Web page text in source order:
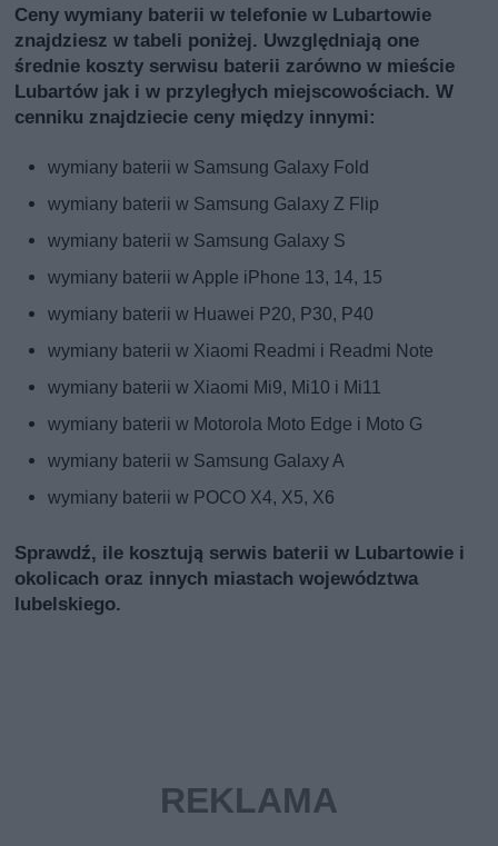
Ceny wymiany baterii w telefonie w Lubartowie
znajdziesz w tabeli poniżej. Uwzględniają one
średnie koszty serwisu baterii zarówno w mieście
Lubartów jak i w przyległych miejscowościach. W
cenniku znajdziecie ceny między innymi:
wymiany baterii w Samsung Galaxy Fold
wymiany baterii w Samsung Galaxy Z Flip
wymiany baterii w Samsung Galaxy S
wymiany baterii w Apple iPhone 13, 14, 15
wymiany baterii w Huawei P20, P30, P40
wymiany baterii w Xiaomi Readmi i Readmi Note
wymiany baterii w Xiaomi Mi9, Mi10 i Mi11
wymiany baterii w Motorola Moto Edge i Moto G
wymiany baterii w Samsung Galaxy A
wymiany baterii w POCO X4, X5, X6
Sprawdź, ile kosztują serwis baterii w Lubartowie i
okolicach oraz innych miastach województwa
lubelskiego.